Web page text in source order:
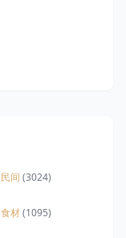
民间 (3024)
食材(1095)